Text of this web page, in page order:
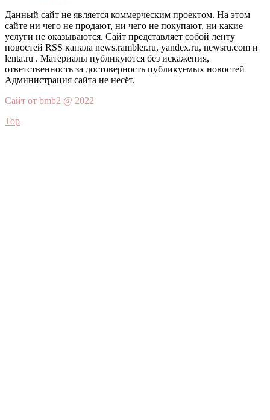
Данный сайт не является коммерческим проектом. На этом
сайте ни чего не продают, ни чего не покупают, ни какие
услуги не оказываются. Сайт представляет собой ленту
новостей RSS канала news.rambler.ru, yandex.ru, newsru.com и
lenta.ru . Материалы публикуются без искажения,
ответственность за достоверность публикуемых новостей
Администрация сайта не несёт.
Сайт от bmb2 @ 2022
Top